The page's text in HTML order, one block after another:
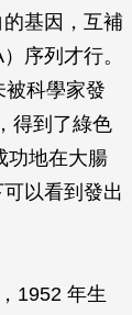
基因，互補
序列才行。
被科學家發
得到了綠色
功地在大腸
以看到發出
1952 年生